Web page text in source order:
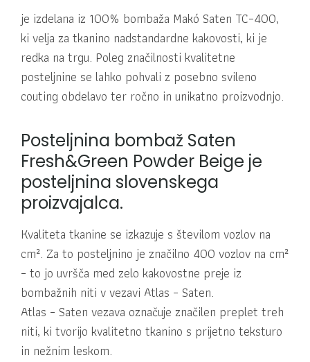
je izdelana iz 100% bombaža Makó Saten TC–400,
ki velja za tkanino nadstandardne kakovosti, ki je
redka na trgu. Poleg značilnosti kvalitetne
posteljnine se lahko pohvali z posebno svileno
couting obdelavo ter ročno in unikatno proizvodnjo.
Posteljnina bombaž Saten
Fresh&Green Powder Beige je
posteljnina slovenskega
proizvajalca.
Kvaliteta tkanine se izkazuje s številom vozlov na
cm². Za to posteljnino je značilno 400 vozlov na cm²
– to jo uvršča med zelo kakovostne preje iz
bombažnih niti v vezavi Atlas – Saten.
Atlas – Saten vezava označuje značilen preplet treh
niti, ki tvorijo kvalitetno tkanino s prijetno teksturo
in nežnim leskom.